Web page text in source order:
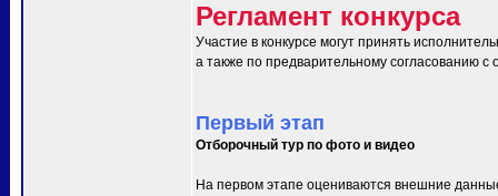
Регламент конкурса
Участие в конкурсе могут принять
а также по предварительному согласованию с
Первый этап
Отборочный тур по фото и видео
На первом этапе оцениваются внешние